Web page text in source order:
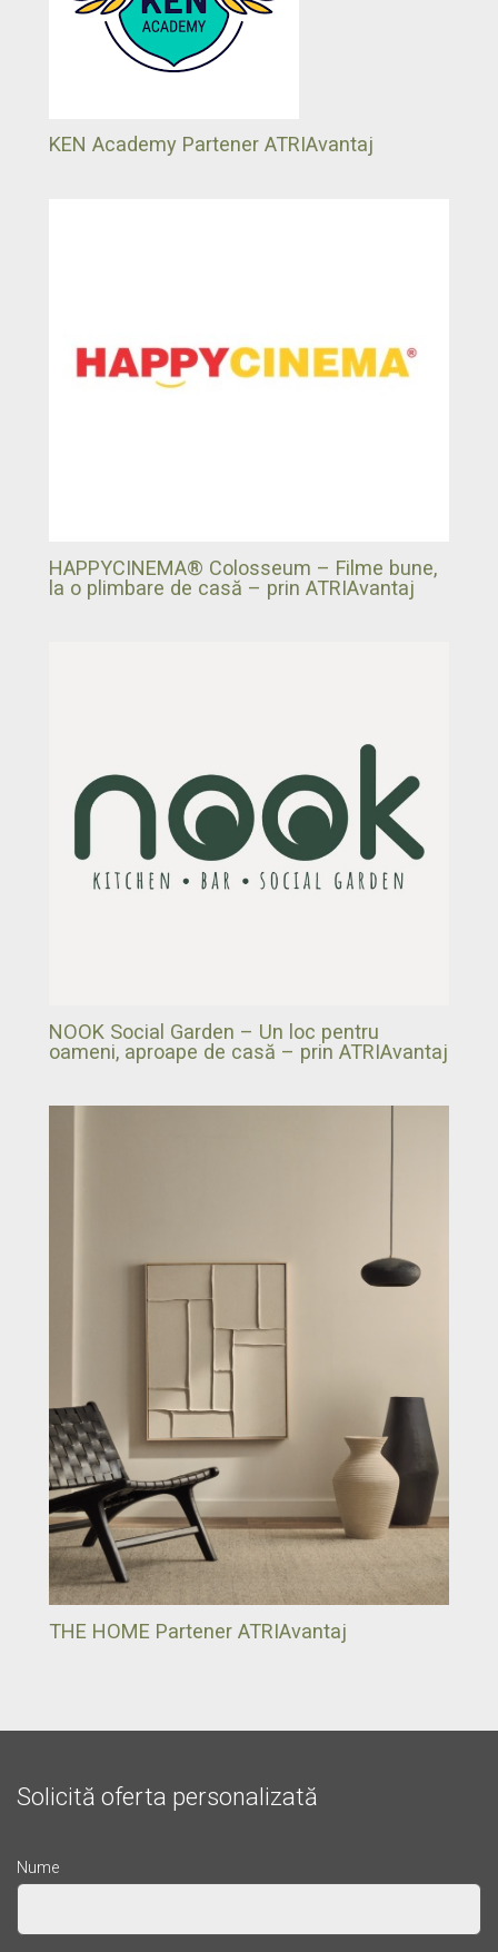
KEN Academy Partener ATRIAvantaj
HAPPYCINEMA® Colosseum – Filme bune,
la o plimbare de casă – prin ATRIAvantaj
NOOK Social Garden – Un loc pentru
oameni, aproape de casă – prin ATRIAvantaj
THE HOME Partener ATRIAvantaj
Solicită oferta personalizată
Nume